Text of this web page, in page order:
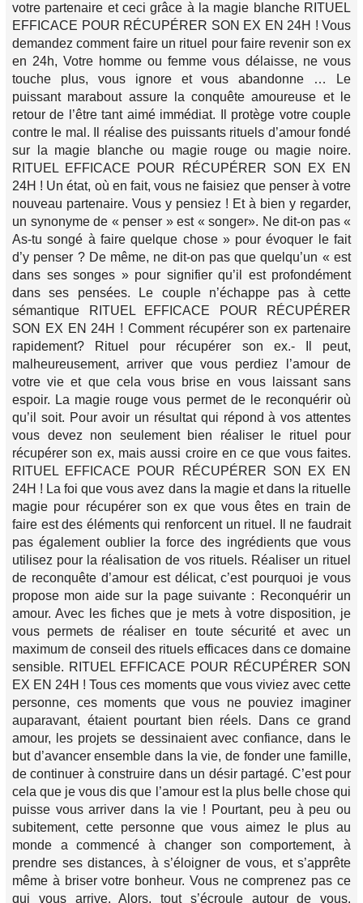
votre partenaire et ceci grâce à la magie blanche RITUEL
EFFICACE POUR RÉCUPÉRER SON EX EN 24H ! Vous
demandez comment faire un rituel pour faire revenir son ex
en 24h, Votre homme ou femme vous délaisse, ne vous
touche plus, vous ignore et vous abandonne … Le
puissant marabout assure la conquête amoureuse et le
retour de l’être tant aimé immédiat. Il protège votre couple
contre le mal. Il réalise des puissants rituels d’amour fondé
sur la magie blanche ou magie rouge ou magie noire.
RITUEL EFFICACE POUR RÉCUPÉRER SON EX EN
24H ! Un état, où en fait, vous ne faisiez que penser à votre
nouveau partenaire. Vous y pensiez ! Et à bien y regarder,
un synonyme de « penser » est « songer». Ne dit-on pas «
As-tu songé à faire quelque chose » pour évoquer le fait
d’y penser ? De même, ne dit-on pas que quelqu’un « est
dans ses songes » pour signifier qu’il est profondément
dans ses pensées. Le couple n’échappe pas à cette
sémantique RITUEL EFFICACE POUR RÉCUPÉRER
SON EX EN 24H ! Comment récupérer son ex partenaire
rapidement? Rituel pour récupérer son ex.- Il peut,
malheureusement, arriver que vous perdiez l’amour de
votre vie et que cela vous brise en vous laissant sans
espoir. La magie rouge vous permet de le reconquérir où
qu’il soit. Pour avoir un résultat qui répond à vos attentes
vous devez non seulement bien réaliser le rituel pour
récupérer son ex, mais aussi croire en ce que vous faites.
RITUEL EFFICACE POUR RÉCUPÉRER SON EX EN
24H ! La foi que vous avez dans la magie et dans la rituelle
magie pour récupérer son ex que vous êtes en train de
faire est des éléments qui renforcent un rituel. Il ne faudrait
pas également oublier la force des ingrédients que vous
utilisez pour la réalisation de vos rituels. Réaliser un rituel
de reconquête d’amour est délicat, c’est pourquoi je vous
propose mon aide sur la page suivante : Reconquérir un
amour. Avec les fiches que je mets à votre disposition, je
vous permets de réaliser en toute sécurité et avec un
maximum de conseil des rituels efficaces dans ce domaine
sensible. RITUEL EFFICACE POUR RÉCUPÉRER SON
EX EN 24H ! Tous ces moments que vous viviez avec cette
personne, ces moments que vous ne pouviez imaginer
auparavant, étaient pourtant bien réels. Dans ce grand
amour, les projets se dessinaient avec confiance, dans le
but d’avancer ensemble dans la vie, de fonder une famille,
de continuer à construire dans un désir partagé. C’est pour
cela que je vous dis que l’amour est la plus belle chose qui
puisse vous arriver dans la vie ! Pourtant, peu à peu ou
subitement, cette personne que vous aimez le plus au
monde a commencé à changer son comportement, à
prendre ses distances, à s’éloigner de vous, et s’apprête
même à briser votre bonheur. Vous ne comprenez pas ce
qui vous arrive. Alors, tout s’écroule autour de vous.